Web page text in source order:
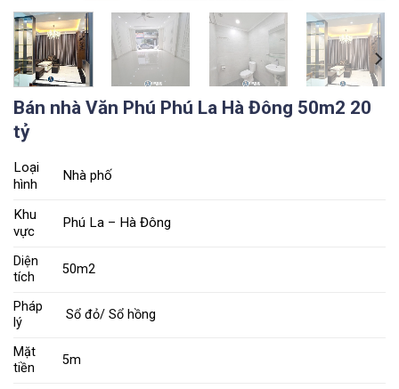
Bán nhà Văn Phú Phú La Hà Đông 50m2 20
tỷ
Loại
hình
Nhà phố
Khu
vực
Phú La – Hà Đông
Diện
tích
50m2
Pháp
lý
Sổ đỏ/ Sổ hồng
Mặt
tiền
5m